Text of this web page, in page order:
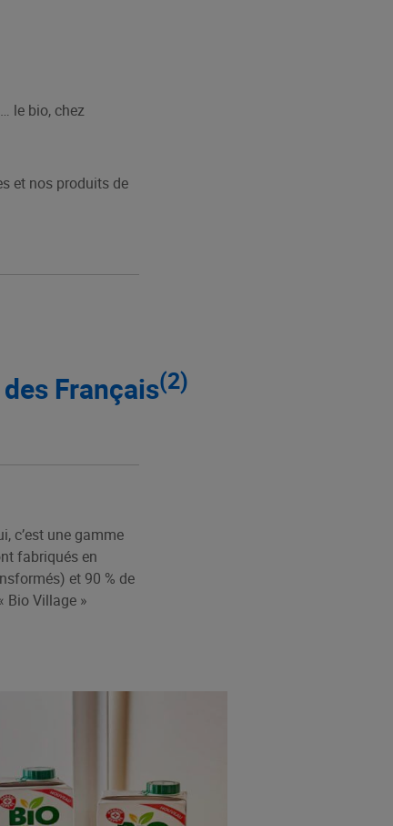
le bio, chez
et nos produits de
Français(2)
c’est une gamme
fabriqués en
et 90 % de
Bio Village »